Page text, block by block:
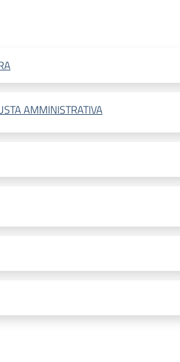
AMMINISTRATIVA